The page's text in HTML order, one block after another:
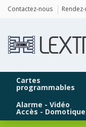
Contactez-nous
Cartes
programmables
Alarme - Vidéo
Accès - Domotique
Panneau de gestion des